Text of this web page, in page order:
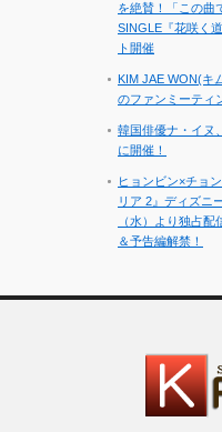
を絶賛！「この曲
SINGLE『花咲く
ト開催
KIM JAE WON(キ
のファンミーティ
韓国俳優ナ・イヌ
に開催！
ヒョンビン×チョ
リア 2』ディズニ
（水）より独占
＆予告編解禁！